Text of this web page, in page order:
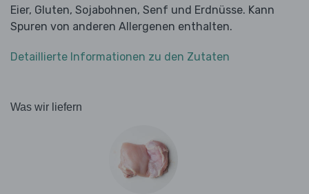
Eier, Gluten, Sojabohnen, Senf und Erdnüsse. Kann
Spuren von anderen Allergenen enthalten.
Detaillierte Informationen zu den Zutaten
Was wir liefern